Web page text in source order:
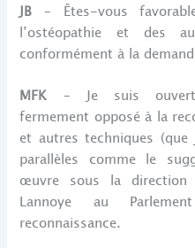
JB – Êtes-vous
l’ostéopathie et des
conformément à la
MFK – Je suis
fermement opposé à la
et autres techniques (que
parallèles comme le
œuvre sous la direction
Lannoye au
reconnaissance.